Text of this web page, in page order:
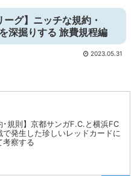
ーグ】ニッチな規約・
深掘りする 旅費規程編
2023.05.31
･規則】京都サンガF.C.と横浜FC
で発生した珍しいレッドカードに
考察する